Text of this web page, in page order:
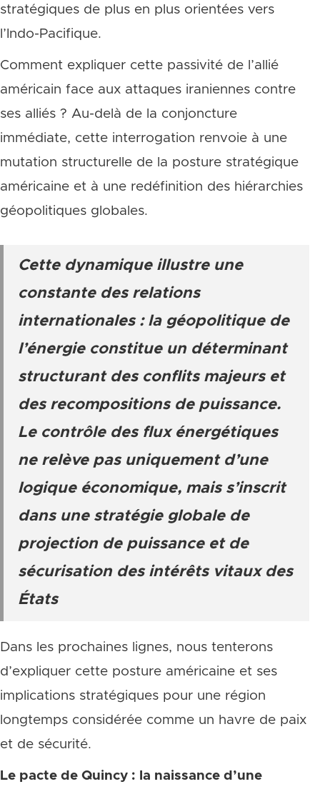
stratégiques de plus en plus orientées vers
l’Indo-Pacifique.
Comment expliquer cette passivité de l’allié
américain face aux attaques iraniennes contre
ses alliés ? Au-delà de la conjoncture
immédiate, cette interrogation renvoie à une
mutation structurelle de la posture stratégique
américaine et à une redéfinition des hiérarchies
géopolitiques globales.
Cette dynamique illustre une
constante des relations
internationales : la géopolitique de
l’énergie constitue un déterminant
structurant des conflits majeurs et
des recompositions de puissance.
Le contrôle des flux énergétiques
ne relève pas uniquement d’une
logique économique, mais s’inscrit
dans une stratégie globale de
projection de puissance et de
sécurisation des intérêts vitaux des
États
Dans les prochaines lignes, nous tenterons
d’expliquer cette posture américaine et ses
implications stratégiques pour une région
longtemps considérée comme un havre de paix
et de sécurité.
Le pacte de Quincy : la naissance d’une